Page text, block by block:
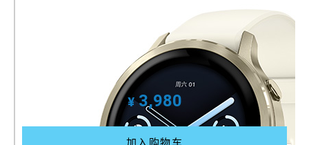
Venu 4 - 41mm
智能运动健康手表
产品料号010-03013-20
¥ 3,980